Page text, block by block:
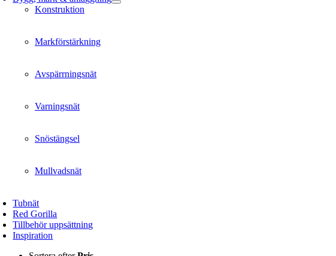
Konstruktion
Markförstärkning
Avspärrningsnät
Varningsnät
Snöstängsel
Mullvadsnät
Tubnät
Red Gorilla
Tillbehör uppsättning
Inspiration